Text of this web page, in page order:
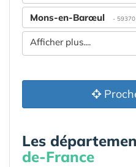
Mons-en-Barœul - 59370
Afficher plus....
Les
de-France